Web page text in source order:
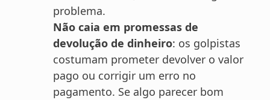
problema.
Não caia em promessas de
devolução de dinheiro: os golpistas
costumam prometer devolver o valor
pago ou corrigir um erro no
pagamento. Se algo parecer bom